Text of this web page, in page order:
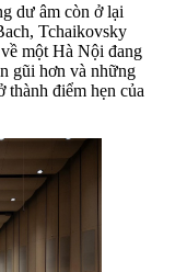
dư âm còn ở lại
Tchaikovsky
một Hà Nội đang
gũi hơn và những
điểm hẹn của